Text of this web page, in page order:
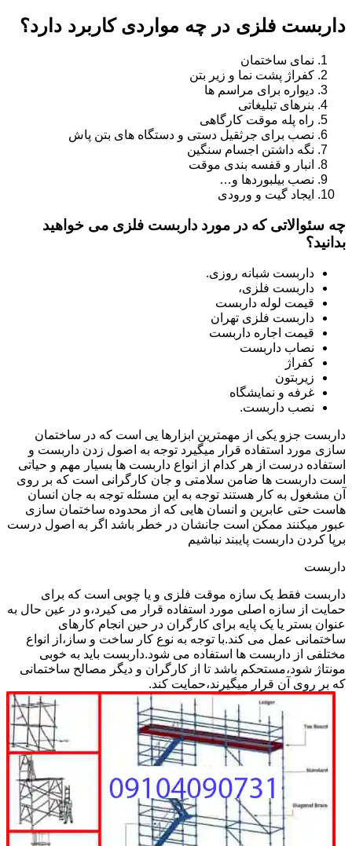
داربست فلزی در چه مواردی کاربرد دارد؟
نمای ساختمان
کفراژ پشت نما و زیر بتن
دیواره برای مراسم ها
بنرهای تبلیغاتی
راه پله موقت کارگاهی
نصب برای جرثقیل دستی و دستگاه های بتن پاش
نگه داشتن اجسام سنگین
انبار و قفسه بندی موقت
نصب بیلبوردها و…
ایجاد گیت و ورودی
چه سئوالاتی که در مورد داربست فلزی می خواهید
بدانید؟
داربست شبانه روزی.
داربست فلزی،
قیمت لوله داربست
داربست فلزی تهران
قیمت اجاره داربست
نصاب داربست
کفراژ
زیربتون
غرفه و نمایشگاه
نصب داربست.
داربست جزو یکی از مهمترین ابزارها یی است که در ساختمان
سازی مورد استفاده قرار میگیرد توجه به اصول زدن داربست و
استفاده درست از هر کدام از انواع داربست ها بسیار مهم و حیاتی
است داربست ها ضامن سلامتی و جان کارگرانی است که بر روی
آن مشغول به کار هستند توجه به این مسئله توجه به جان انسان
هاست حتی عابرین و انسان هایی که از محدوده ساختمان سازی
عبور میکنند ممکن است جانشان در خطر باشد اگر به اصول درست
برپا کردن داربست پایبند نباشیم
داربست
داربست فقط یک سازه موقت فلزی و یا چوبی است که برای
حمایت از سازه اصلی مورد استفاده قرار می کیرد،و در عین حال به
عنوان بستر یا یک پایه برای کارگران در حین انجام کارهای
ساختمانی عمل می کند.با توجه به نوع کار ساخت و ساز،از انواع
مختلفی از داربست ها استفاده می شود.داربست باید به خوبی
مونتاژ شود،مستحکم باشد تا از کارگران و دیگر مصالح ساختمانی
که بر روی آن قرار میگیرند،حمایت کند.